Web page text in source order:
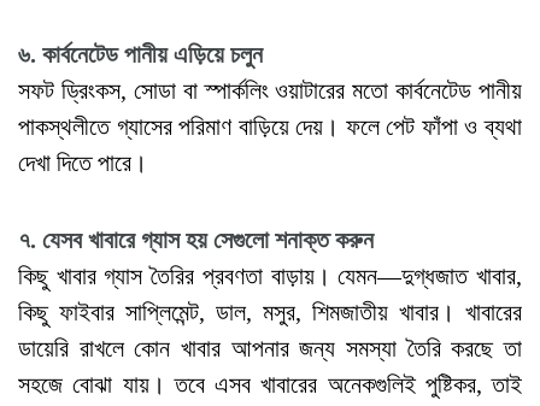
৬. কার্বনেটেড পানীয় এড়িয়ে চলুন
সফট ড্রিংকস, সোডা বা স্পার্কলিং ওয়াটারের মতো কার্বনেটেড পানীয়
পাকস্থলীতে গ্যাসের পরিমাণ বাড়িয়ে দেয়। ফলে পেট ফাঁপা ও ব্যথা
দেখা দিতে পারে।
৭. যেসব খাবারে গ্যাস হয় সেগুলো শনাক্ত করুন
কিছু খাবার গ্যাস তৈরির প্রবণতা বাড়ায়। যেমন—দুগ্ধজাত খাবার,
কিছু ফাইবার সাপ্লিমেন্ট, ডাল, মসুর, শিমজাতীয় খাবার। খাবারের
ডায়েরি রাখলে কোন খাবার আপনার জন্য সমস্যা তৈরি করছে তা
সহজে বোঝা যায়। তবে এসব খাবারের অনেকগুলিই পুষ্টিকর, তাই